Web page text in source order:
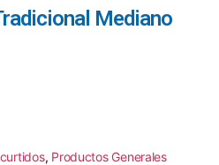
Mediano
, Productos Generales